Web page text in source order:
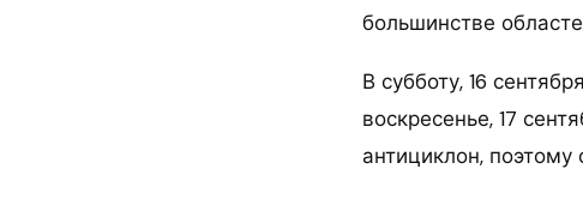
большинстве
В субботу, 16
воскресенье, 17
антициклон, поэтому